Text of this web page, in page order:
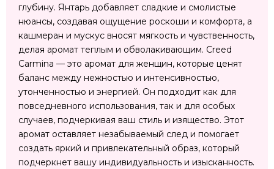
глубину. Янтарь добавляет сладкие и смолистые
нюансы, создавая ощущение роскоши и комфорта, а
кашмеран и мускус вносят мягкость и чувственность,
делая аромат теплым и обволакивающим. Creed
Carmina — это аромат для женщин, которые ценят
баланс между нежностью и интенсивностью,
утонченностью и энергией. Он подходит как для
повседневного использования, так и для особых
случаев, подчеркивая ваш стиль и изящество. Этот
аромат оставляет незабываемый след и помогает
создать яркий и привлекательный образ, который
подчеркнет вашу индивидуальность и изысканность.